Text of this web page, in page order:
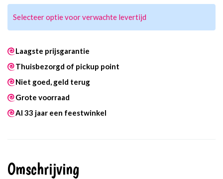
Selecteer optie voor verwachte levertijd
Laagste prijsgarantie
Thuisbezorgd of pickup point
Niet goed, geld terug
Grote voorraad
Al 33 jaar een feestwinkel
Omschrijving